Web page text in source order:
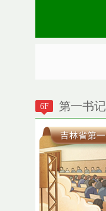
第一书记
6F